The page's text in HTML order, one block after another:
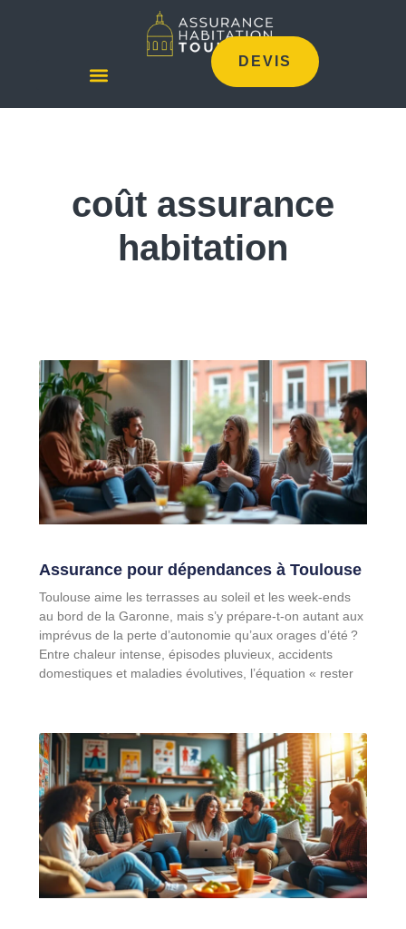
DEVIS
coût assurance
habitation
Assurance pour dépendances à Toulouse
Toulouse aime les terrasses au soleil et les week-ends
au bord de la Garonne, mais s’y prépare-t-on autant aux
imprévus de la perte d’autonomie qu’aux orages d’été ?
Entre chaleur intense, épisodes pluvieux, accidents
domestiques et maladies évolutives, l’équation « rester